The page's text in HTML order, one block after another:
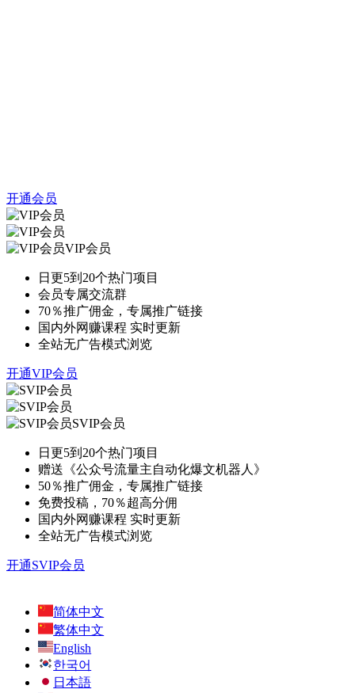
开通会员
VIP会员
日更5到20个热门项目
会员专属交流群
70％推广佣金，专属推广链接
国内外网赚课程 实时更新
全站无广告模式浏览
开通VIP会员
SVIP会员
日更5到20个热门项目
赠送《公众号流量主自动化爆文机器人》
50％推广佣金，专属推广链接
免费投稿，70％超高分佣
国内外网赚课程 实时更新
全站无广告模式浏览
开通SVIP会员
简体中文
繁体中文
English
한국어
日本語